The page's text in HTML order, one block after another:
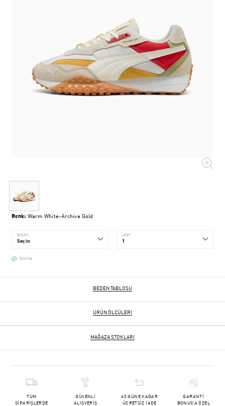
Renk: Warm White-Archive Gold
BEDEN ADET
Stokta
BEDEN TABLOSU
ÜRÜN ÖLÇÜLERI
MAĞAZA STOKLARI
TÜM
SİPARİŞLERDE
GÜVENLİ
ALIŞVERİŞ
60 GÜNE KADAR
ÜCRETSİZ İADE
GARANTİ
BONUS'A ÖZEL